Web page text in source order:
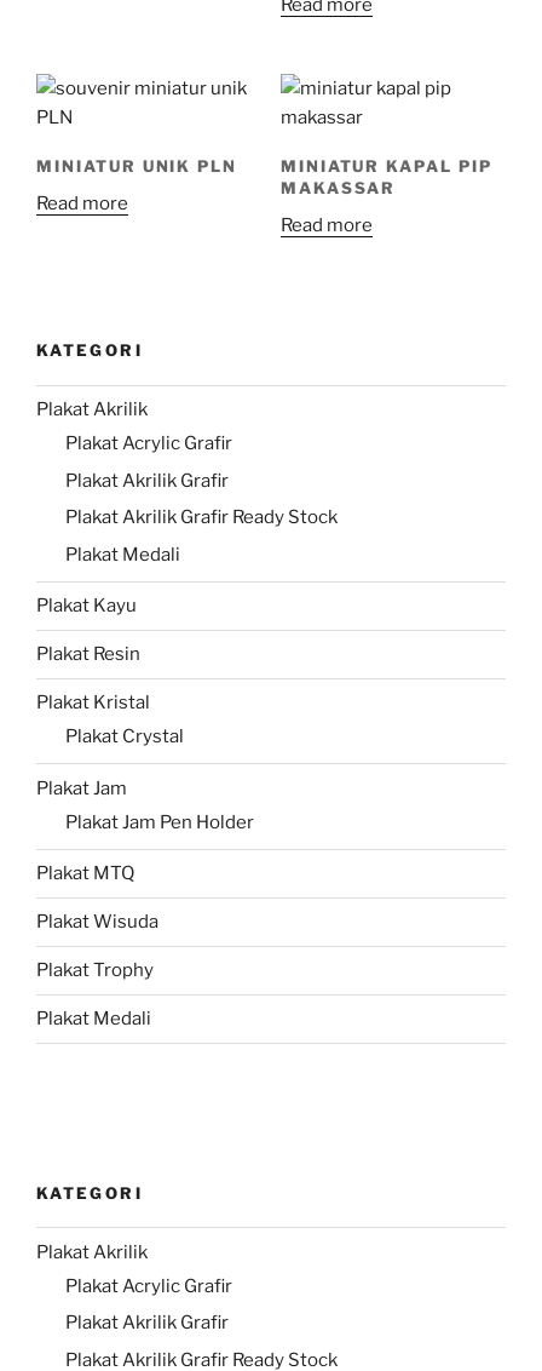
Read more
MINIATUR UNIK PLN
Read more
MINIATUR KAPAL PIP
MAKASSAR
Read more
KATEGORI
Plakat Akrilik
Plakat Acrylic Grafir
Plakat Akrilik Grafir
Plakat Akrilik Grafir Ready Stock
Plakat Medali
Plakat Kayu
Plakat Resin
Plakat Kristal
Plakat Crystal
Plakat Jam
Plakat Jam Pen Holder
Plakat MTQ
Plakat Wisuda
Plakat Trophy
Plakat Medali
KATEGORI
Plakat Akrilik
Plakat Acrylic Grafir
Plakat Akrilik Grafir
Plakat Akrilik Grafir Ready Stock